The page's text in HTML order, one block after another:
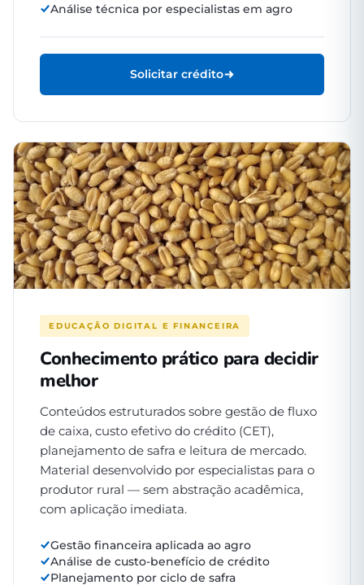
Análise técnica por especialistas em agro
Solicitar crédito
EDUCAÇÃO DIGITAL E FINANCEIRA
Conhecimento prático para decidir
melhor
Conteúdos estruturados sobre gestão de fluxo
de caixa, custo efetivo do crédito (CET),
planejamento de safra e leitura de mercado.
Material desenvolvido por especialistas para o
produtor rural — sem abstração acadêmica,
com aplicação imediata.
Gestão financeira aplicada ao agro
Análise de custo-benefício de crédito
Planejamento por ciclo de safra